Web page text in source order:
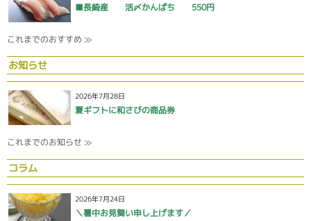
■長崎産 活〆かんぱち 550円
これまでのおすすめ ≫
お知らせ
2026年7月28日
夏ギフトに和さびの商品券
これまでのお知らせ ≫
コラム
2026年7月24日
＼暑中お見舞い申し上げます／